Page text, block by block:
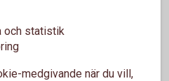
du gått i pension.
och statistik
medgivande när du vill,